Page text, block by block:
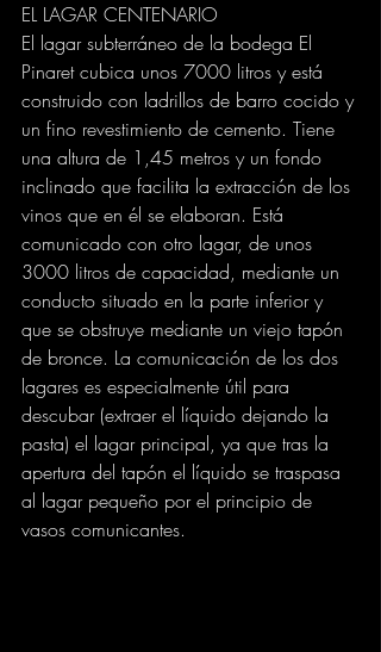
EL LAGAR CENTENARIO
El lagar subterráneo de la bodega El
Pinaret cubica unos 7000 litros y está
construido con ladrillos de barro cocido y
un fino revestimiento de cemento. Tiene
una altura de 1,45 metros y un fondo
inclinado que facilita la extracción de los
vinos que en él se elaboran. Está
comunicado con otro lagar, de unos
3000 litros de capacidad, mediante un
conducto situado en la parte inferior y
que se obstruye mediante un viejo tapón
de bronce. La comunicación de los dos
lagares es especialmente útil para
descubar (extraer el líquido dejando la
pasta) el lagar principal, ya que tras la
apertura del tapón el líquido se traspasa
al lagar pequeño por el principio de
vasos comunicantes.